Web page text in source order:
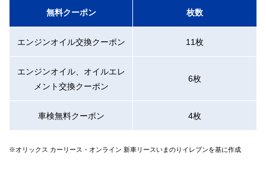
無料クーポン 枚数
エンジンオイル交換クーポン 11枚
エンジンオイル、オイルエレ
メント交換クーポン
6枚
車検無料クーポン 4枚
※オリックス カーリース・オンライン 新車リースいまのりイレブンを基に作成